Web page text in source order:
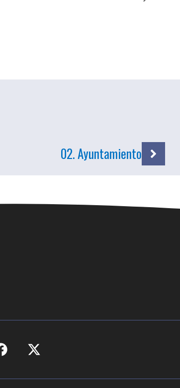
02. Ayuntamiento